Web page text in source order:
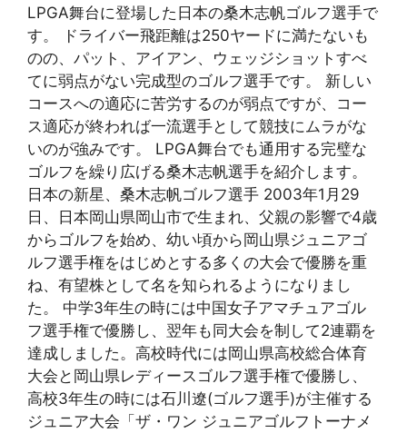
LPGA舞台に登場した日本の桑木志帆ゴルフ選手で
す。 ドライバー飛距離は250ヤードに満たないも
のの、パット、アイアン、ウェッジショットすべ
てに弱点がない完成型のゴルフ選手です。 新しい
コースへの適応に苦労するのが弱点ですが、コー
ス適応が終われば一流選手として競技にムラがな
いのが強みです。 LPGA舞台でも通用する完璧な
ゴルフを繰り広げる桑木志帆選手を紹介します。
日本の新星、桑木志帆ゴルフ選手 2003年1月29
日、日本岡山県岡山市で生まれ、父親の影響で4歳
からゴルフを始め、幼い頃から岡山県ジュニアゴ
ルフ選手権をはじめとする多くの大会で優勝を重
ね、有望株として名を知られるようになりまし
た。 中学3年生の時には中国女子アマチュアゴル
フ選手権で優勝し、翌年も同大会を制して2連覇を
達成しました。高校時代には岡山県高校総合体育
大会と岡山県レディースゴルフ選手権で優勝し、
高校3年生の時には石川遼(ゴルフ選手)が主催する
ジュニア大会「ザ・ワン ジュニアゴルフトーナメ